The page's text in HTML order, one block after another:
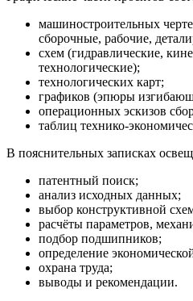
машиностроительных
сборочные, рабочие,
схем (гидравлические,
технологические);
технологических карт;
графиков (эпюры
операционных эскизов
таблиц технико-
В пояснительных записках
патентный поиск;
анализ исходных данных;
выбор конструктивной
расчёты параметров,
подбор подшипников;
определение
охрана труда;
выводы и рекомендации.